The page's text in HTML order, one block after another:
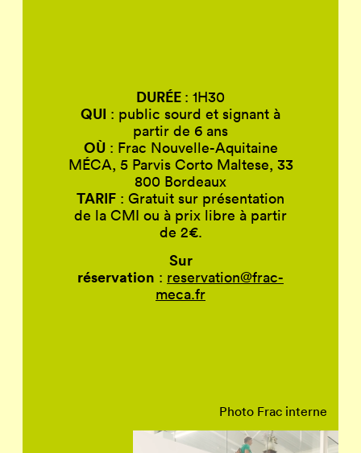
DURÉE : 1H30
QUI : public sourd et signant à
partir de 6 ans
OÙ: Frac Nouvelle-Aquitaine
MÉCA, 5 Parvis Corto Maltese, 33
800 Bordeaux
TARIF : Gratuit sur présentation
de la CMI ou à prix libre à partir
de 2€.
Sur
réservation : reservation@frac-
meca.fr
Photo Frac interne